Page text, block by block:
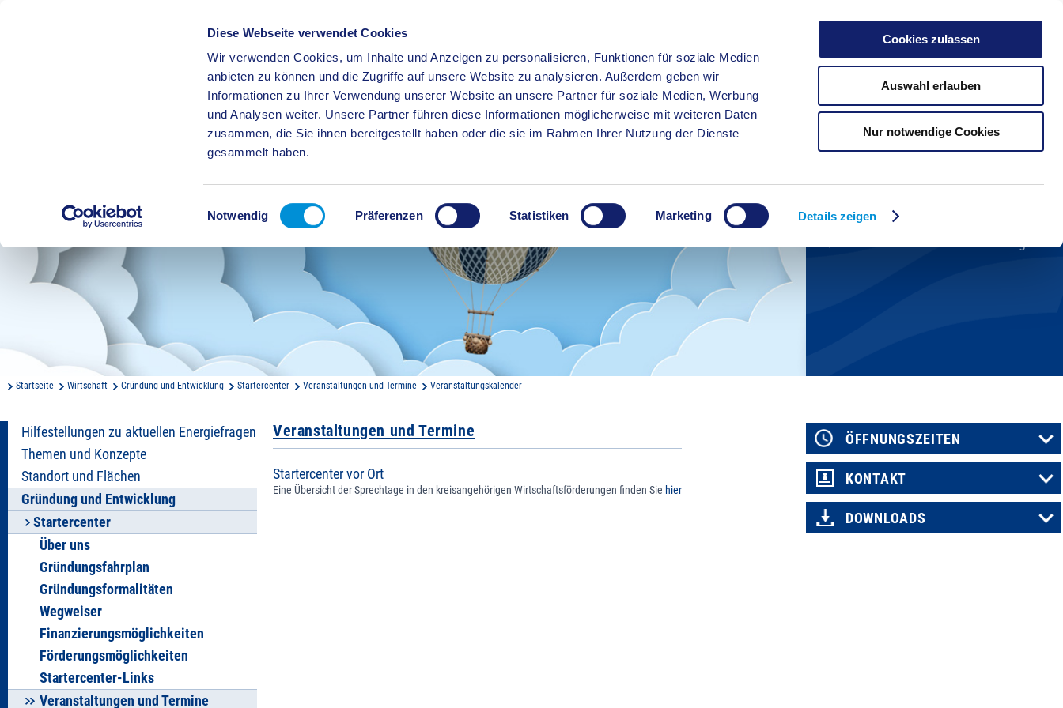
Diese Webseite verwendet Cookies
Wir verwenden Cookies, um Inhalte und Anzeigen zu personalisieren, Funktionen für soziale Medien
anbieten zu können und die Zugriffe auf unsere Website zu analysieren. Außerdem geben wir
Informationen zu Ihrer Verwendung unserer Website an unsere Partner für soziale Medien, Werbung
und Analysen weiter. Unsere Partner führen diese Informationen möglicherweise mit weiteren Daten
zusammen, die Sie ihnen bereitgestellt haben oder die sie im Rahmen Ihrer Nutzung der Dienste
gesammelt haben.
Einwilligungsauswahl
Notwendig Präferenzen Statistiken Marketing Details zeigen
Cookies zulassen
Auswahl erlauben
Nur notwendige Cookies
BÜRGERSERVICE KREISHAUS WIRTSCHAFT BILDUNG
Kreisverwaltung A-Z
Veranstaltungskalender
Startseite Wirtschaft Gründung und Entwicklung Startercenter Veranstaltungen und Termine Veranstaltungskalender
Hilfestellungen zu aktuellen Energiefragen
Themen und Konzepte
Standort und Flächen
Gründung und Entwicklung
Startercenter
Über uns
Gründungsfahrplan
Gründungsformalitäten
Wegweiser
Finanzierungsmöglichkeiten
Förderungsmöglichkeiten
Startercenter-Links
Veranstaltungen und Termine
Veranstaltungen und Termine
Startercenter vor Ort
Eine Übersicht der Sprechtage in den kreisangehörigen Wirtschaftsförderungen finden Sie hier
ÖFFNUNGSZEITEN
KONTAKT
DOWNLOADS